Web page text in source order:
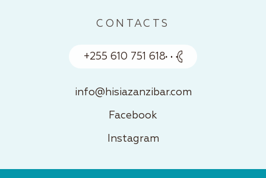
CONTACTS
+255 610 751 618
info@hisiazanzibar.com
Facebook
Instagram